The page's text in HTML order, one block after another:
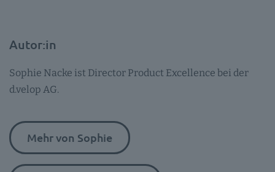
Autor:in
Sophie Nacke ist Director Product Excellence bei der
d.velop AG.
Mehr von Sophie